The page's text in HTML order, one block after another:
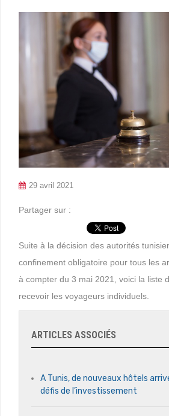
29 avril 2021
Partager sur :
Suite à la décision des autorités
confinement obligatoire pour tous les
à compter du 3 mai 2021, voici la liste
recevoir les voyageurs individuels.
ARTICLES ASSOCIÉS
A Tunis, de nouveaux hôtels
défis de l’investissement